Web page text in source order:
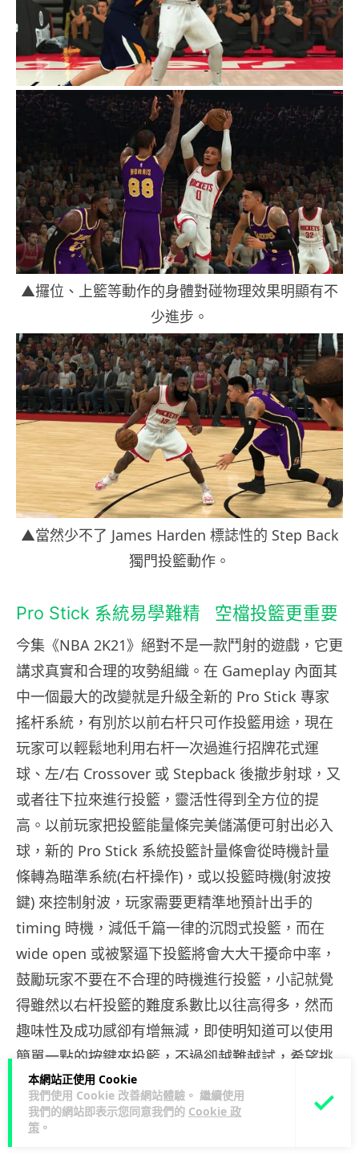
本網站正使用 Cookie
我們使用 Cookie 改善網站體驗。 繼續使用
我們的網站即表示您同意我們的 Cookie 政
策 。
▲攞位、上籃等動作的身體對碰物理效果明顯有不
少進步。
▲當然少不了 James Harden 標誌性的 Step Back
獨門投籃動作。
Pro Stick 系統易學難精 空檔投籃更重要
今集《NBA 2K21》絕對不是一款鬥射的遊戲，它更
講求真實和合理的攻勢組織。在 Gameplay 內面其
中一個最大的改變就是升級全新的 Pro Stick 專家
搖杆系統，有別於以前右杆只可作投籃用途，現在
玩家可以輕鬆地利用右杆一次過進行招牌花式運
球、左/右 Crossover 或 Stepback 後撤步射球，又
或者往下拉來進行投籃，靈活性得到全方位的提
高。以前玩家把投籃能量條完美儲滿便可射出必入
球，新的 Pro Stick 系統投籃計量條會從時機計量
條轉為瞄準系統(右杆操作)，或以投籃時機(射波按
鍵) 來控制射波，玩家需要更精準地預計出手的
timing 時機，減低千篇一律的沉悶式投籃，而在
wide open 或被緊逼下投籃將會大大干擾命中率，
鼓勵玩家不要在不合理的時機進行投籃，小記就覺
得雖然以右杆投籃的難度系數比以往高得多，然而
趣味性及成功感卻有增無減，即使明知道可以使用
簡單一點的按鍵來投籃，不過卻越難越試，希望挑
戰一下自己的 2K 技巧。
Added: 註: 官方已於 9 月 6日針對 《NBA 2K21》
的 Rookies、PRO、All-Star 難度等級投籃系統進